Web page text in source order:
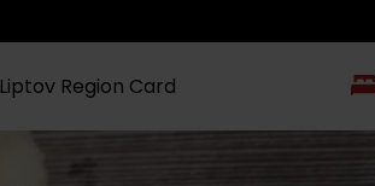
Liptov Region Card